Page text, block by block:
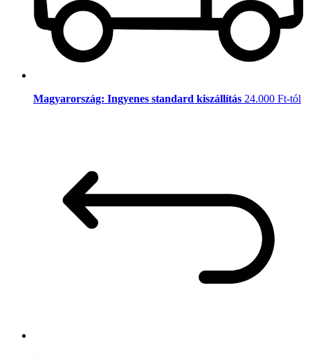
Magyarország: Ingyenes standard kiszállítás 24.000 Ft-tól